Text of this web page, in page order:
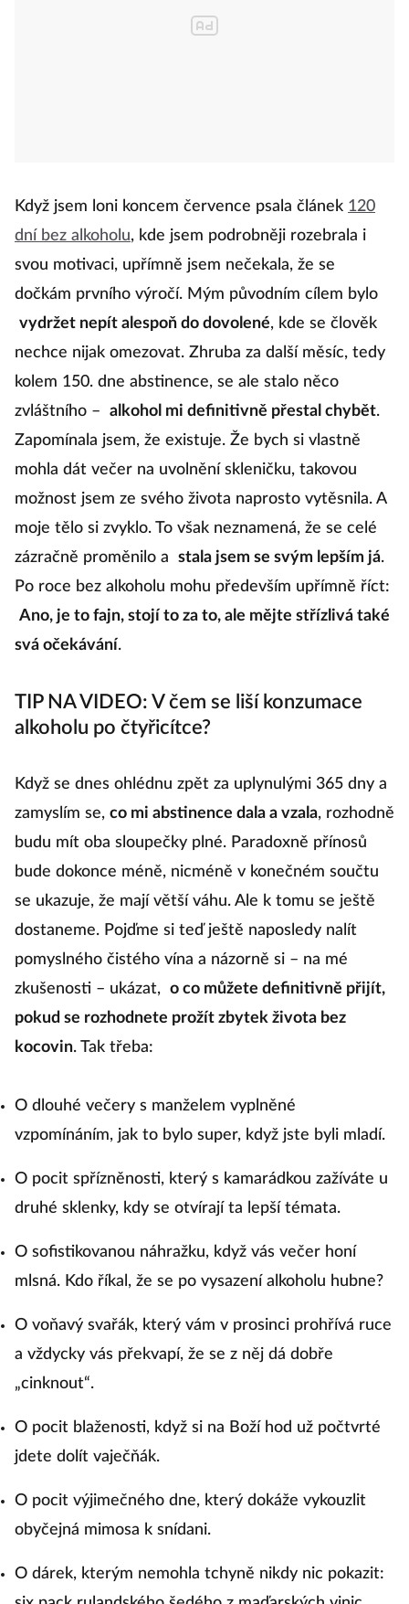
Když jsem loni koncem července psala článek 120
dní bez alkoholu, kde jsem podrobněji rozebrala i
svou motivaci, upřímně jsem nečekala, že se
dočkám prvního výročí. Mým původním cílem bylo
vydržet nepít alespoň do dovolené, kde se člověk
nechce nijak omezovat. Zhruba za další měsíc, tedy
kolem 150. dne abstinence, se ale stalo něco
zvláštního –
alkohol mi definitivně přestal chybět.
Zapomínala jsem, že existuje. Že bych si vlastně
mohla dát večer na uvolnění skleničku, takovou
možnost jsem ze svého života naprosto vytěsnila. A
moje tělo si zvyklo. To však neznamená, že se celé
zázračně proměnilo a
stala jsem se svým lepším já.
Po roce bez alkoholu mohu především upřímně říct:
Ano, je to fajn, stojí to za to, ale mějte střízlivá také
svá očekávání.
TIP NA VIDEO: V čem se liší konzumace
alkoholu po čtyřicítce?
Když se dnes ohlédnu zpět za uplynulými 365 dny a
zamyslím se, co mi abstinence dala a vzala, rozhodně
budu mít oba sloupečky plné. Paradoxně přínosů
bude dokonce méně, nicméně v konečném součtu
se ukazuje, že mají větší váhu. Ale k tomu se ještě
dostaneme. Pojďme si teď ještě naposledy nalít
pomyslného čistého vína a názorně si – na mé
zkušenosti – ukázat, o co můžete definitivně přijít,
pokud se rozhodnete prožít zbytek života bez
kocovin. Tak třeba:
O dlouhé večery s manželem vyplněné
vzpomínáním, jak to bylo super, když jste byli mladí.
O pocit spřízněnosti, který s kamarádkou zažíváte u
druhé sklenky, kdy se otvírají ta lepší témata.
O sofistikovanou náhražku, když vás večer honí
mlsná. Kdo říkal, že se po vysazení alkoholu hubne?
O voňavý svařák, který vám v prosinci prohřívá ruce
a vždycky vás překvapí, že se z něj dá dobře
„cinknout“.
O pocit blaženosti, když si na Boží hod už počtvrté
jdete dolít vaječňák.
O pocit výjimečného dne, který dokáže vykouzlit
obyčejná mimosa k snídani.
O dárek, kterým nemohla tchyně nikdy nic pokazit: